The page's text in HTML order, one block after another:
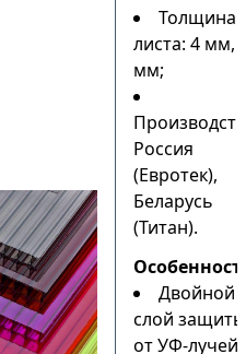
Толщина
листа: 4 мм,
мм;
Россия
(Евротек),
Беларусь
(Титан).
Двойной
слой защиты
от УФ-лучей;